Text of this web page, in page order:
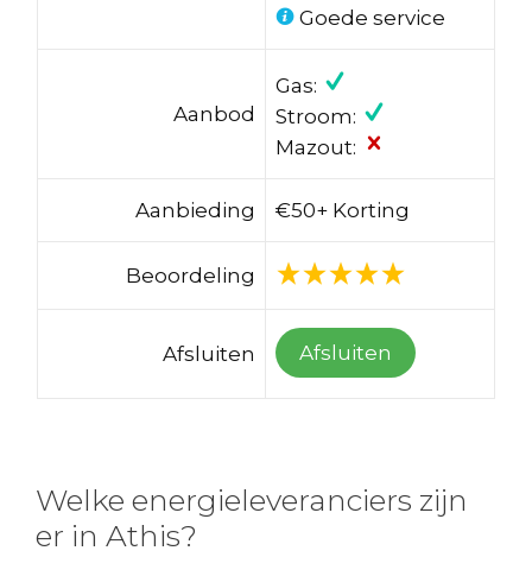
Goede service
Aanbod
Gas:
Stroom:
Mazout:
Aanbieding €50+ Korting
Beoordeling
Afsluiten Afsluiten
Welke energieleveranciers zijn
er in Athis?